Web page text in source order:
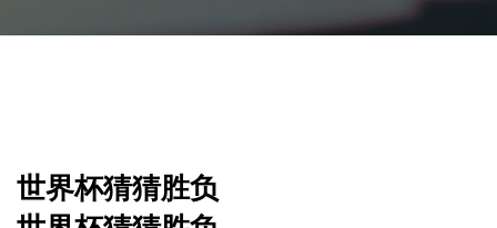
世界杯猜猜胜负